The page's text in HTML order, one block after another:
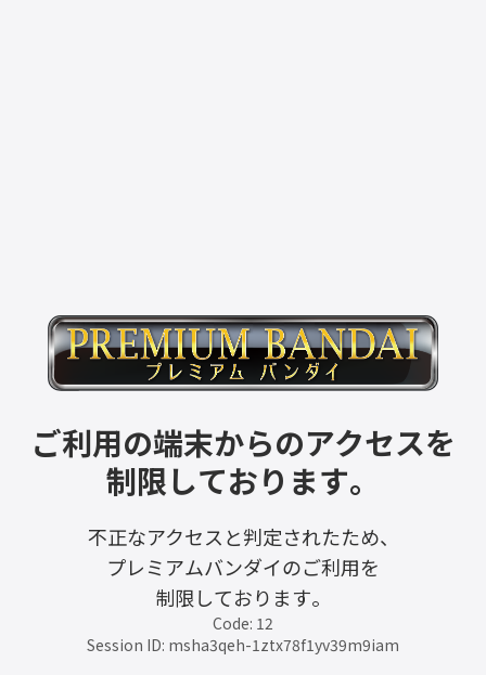
ご利用の端末からのアクセスを
制限しております。
不正なアクセスと判定されたため、
プレミアムバンダイのご利用を
制限しております。
Code: 12
Session ID: msha3qeh-1ztx78f1yv39m9iam